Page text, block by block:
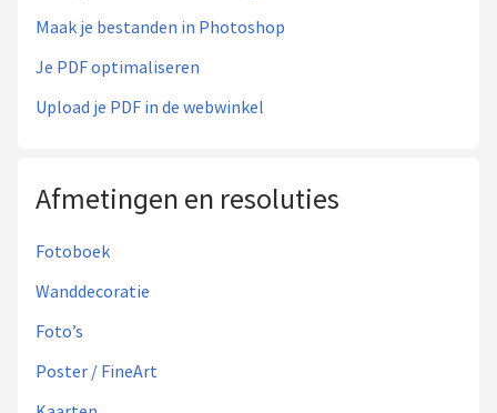
Maak je bestanden in Photoshop
Je PDF optimaliseren
Upload je PDF in de webwinkel
Afmetingen en resoluties
Fotoboek
Wanddecoratie
Foto’s
Poster / FineArt